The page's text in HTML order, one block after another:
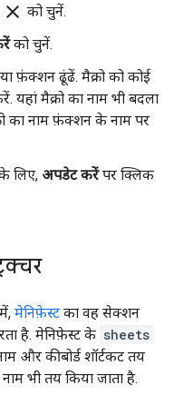
clear को चुनें.
को चुनें.
फ़ंक्शन ढूंढें. मैक्रो को कोई
यहां मैक्रो का नाम भी बदला
का नाम फ़ंक्शन के नाम पर
लिए, अपडेट करेंपर क्लिक
मेनिफ़ेस्ट का वह सेक्शन
है. मेनिफ़ेस्ट के sheets
और कीबोर्ड शॉर्टकट तय
भी तय किया जाता है.